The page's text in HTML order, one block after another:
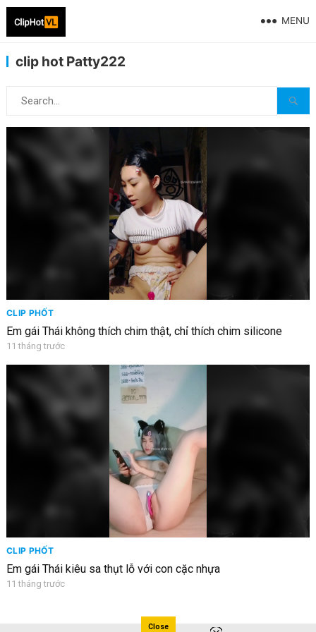
MENU
clip hot Patty222
CLIP PHỐT
Em gái Thái không thích chim thật, chỉ thích chim silicone
11 tháng trước
CLIP PHỐT
Em gái Thái kiêu sa thụt lỗ với con cặc nhựa
11 tháng trước
Close